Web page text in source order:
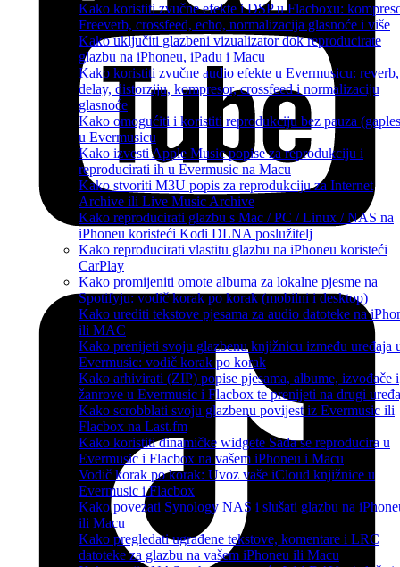
Kako koristiti zvučne efekte i DSP u Flacboxu:
Freeverb, crossfeed, echo, normalizacija glasnoće i više
Kako uključiti glazbeni vizualizator dok reproducirate
glazbu na iPhoneu, iPadu i Macu
Kako koristiti zvučne audio efekte u Evermusicu: reverb,
delay, distorziju, kompresor, crossfeed i normalizaciju
glasnoće
Kako omogućiti i koristiti reprodukciju bez pauza
u Evermusicu
Kako izvesti Apple Music popise za reprodukciju i
reproducirati ih u Evermusic na Macu
Kako stvoriti M3U popis za reprodukciju za Internet
Archive ili Live Music Archive
Kako reproducirati glazbu s Mac / PC / Linux / NAS na
iPhoneu koristeći Kodi DLNA poslužitelj
Kako reproducirati vlastitu glazbu na iPhoneu koristeći
CarPlay
Kako promijeniti omote albuma za lokalne pjesme na
Spotifyju: vodič korak po korak (mobilni i desktop)
Kako urediti tekstove pjesama za audio datoteke na
ili MAC
Kako prenijeti svoju glazbenu knjižnicu između uređaja
Evermusic: vodič korak po korak
Kako arhivirati (ZIP) popise pjesama, albume, izvođače i
žanrove u Evermusic i Flacbox te prenijeti na drugi
Kako scrobblati svoju glazbenu povijest iz Evermusic ili
Flacbox na Last.fm
Kako koristiti dinamičke widgete Sada se reproducira u
Evermusic i Flacbox na vašem iPhoneu i Macu
Vodič korak po korak: Uvoz vaše iCloud knjižnice u
Evermusic i Flacbox
Kako povezati Synology NAS i slušati glazbu na
ili Macu
Kako pregledati ugrađene tekstove, komentare i LRC
datoteke za glazbu na vašem iPhoneu ili Macu